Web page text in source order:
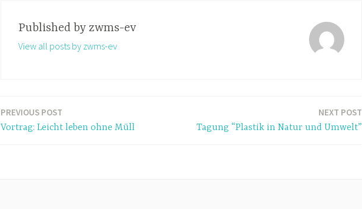
Published by zwms-ev
View all posts by zwms-ev
PREVIOUS POST
Vortrag: Leicht leben ohne Müll
NEXT POST
Tagung “Plastik in Natur und Umwelt”